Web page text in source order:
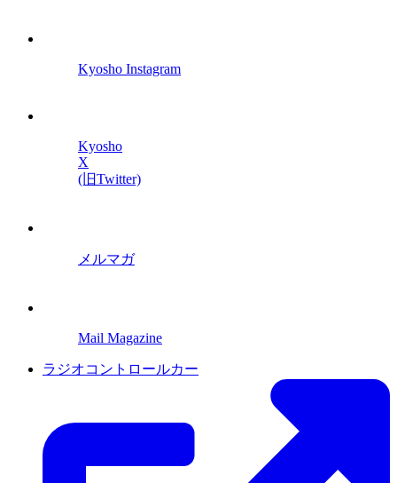
Kyosho Instagram
Kyosho
X
(旧Twitter)
メルマガ
Mail Magazine
ラジオコントロールカー